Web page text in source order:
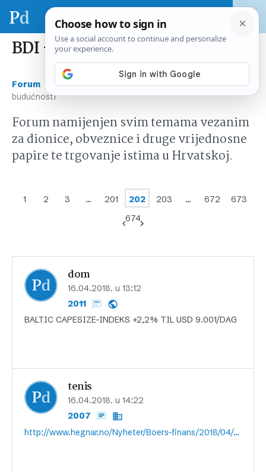
BDI – Indikator budućnosti
Forum Tržište kapitala Hrvatska ›
BDI – Indikator
budućnosti
Forum namijenjen svim temama vezanim
za dionice, obveznice i druge vrijednosne
papire te trgovanje istima u Hrvatskoj.
1 2 3 … 201 202 203 … 672
673
674
dom
16.04.2018. u 13:12
2011
BALTIC CAPESIZE-INDEKS +2,2% TIL USD 9.001/DAG
tenis
16.04.2018. u 14:22
2007
http://www.hegnar.no/Nyheter/Boers-finans/2018/04/Slik-gaar-det-med-toerrbulk-aksjene5